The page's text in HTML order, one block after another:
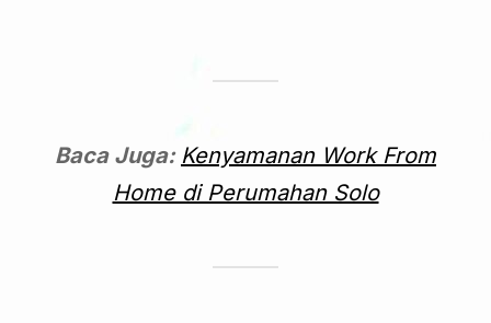
Baca Juga: Kenyamanan Work From
Home di Perumahan Solo